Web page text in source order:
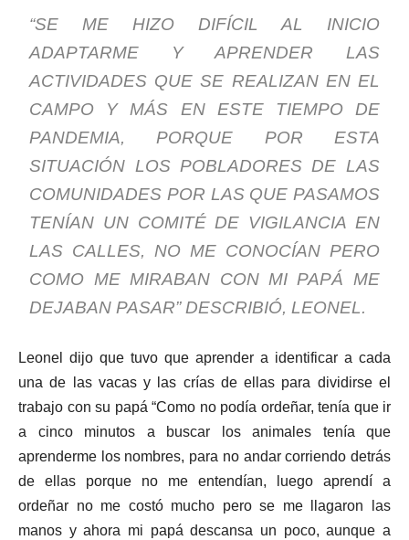
“SE ME HIZO DIFÍCIL AL INICIO
ADAPTARME Y APRENDER LAS
ACTIVIDADES QUE SE REALIZAN EN EL
CAMPO Y MÁS EN ESTE TIEMPO DE
PANDEMIA, PORQUE POR ESTA
SITUACIÓN LOS POBLADORES DE LAS
COMUNIDADES POR LAS QUE PASAMOS
TENÍAN UN COMITÉ DE VIGILANCIA EN
LAS CALLES, NO ME CONOCÍAN PERO
COMO ME MIRABAN CON MI PAPÁ ME
DEJABAN PASAR” DESCRIBIÓ, LEONEL.
Leonel dijo que tuvo que aprender a identificar a cada
una de las vacas y las crías de ellas para dividirse el
trabajo con su papá “Como no podía ordeñar, tenía que ir
a cinco minutos a buscar los animales tenía que
aprenderme los nombres, para no andar corriendo detrás
de ellas porque no me entendían, luego aprendí a
ordeñar no me costó mucho pero se me llagaron las
manos y ahora mi papá descansa un poco, aunque a